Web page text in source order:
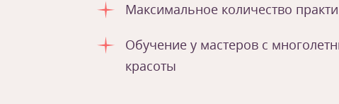
Максимальное количество
Обучение у мастеров с
красоты